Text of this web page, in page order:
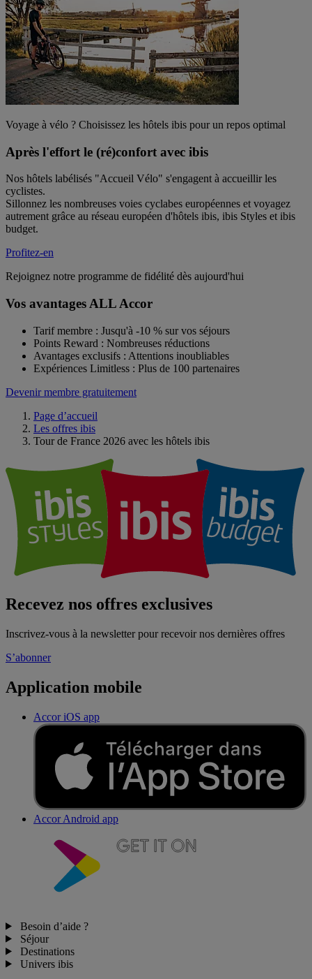
Voyage à vélo ? Choisissez les hôtels ibis pour un repos optimal
Après l'effort le (ré)confort avec ibis
Nos hôtels labélisés "Accueil Vélo" s'engagent à accueillir les
cyclistes.
Sillonnez les nombreuses voies cyclabes européennes et voyagez
autrement grâce au réseau européen d'hôtels ibis, ibis Styles et ibis
budget.
Profitez-en
Rejoignez notre programme de fidélité dès aujourd'hui
Vos avantages ALL Accor
Tarif membre : Jusqu'à -10 % sur vos séjours
Points Reward : Nombreuses réductions
Avantages exclusifs : Attentions inoubliables
Expériences Limitless : Plus de 100 partenaires
Devenir membre gratuitement
Page d’accueil
Les offres ibis
Tour de France 2026 avec les hôtels ibis
Recevez nos offres exclusives
Inscrivez-vous à la newsletter pour recevoir nos dernières offres
S’abonner
Application mobile
Accor iOS app
Accor Android app
Besoin d’aide ?
Séjour
Destinations
Univers ibis